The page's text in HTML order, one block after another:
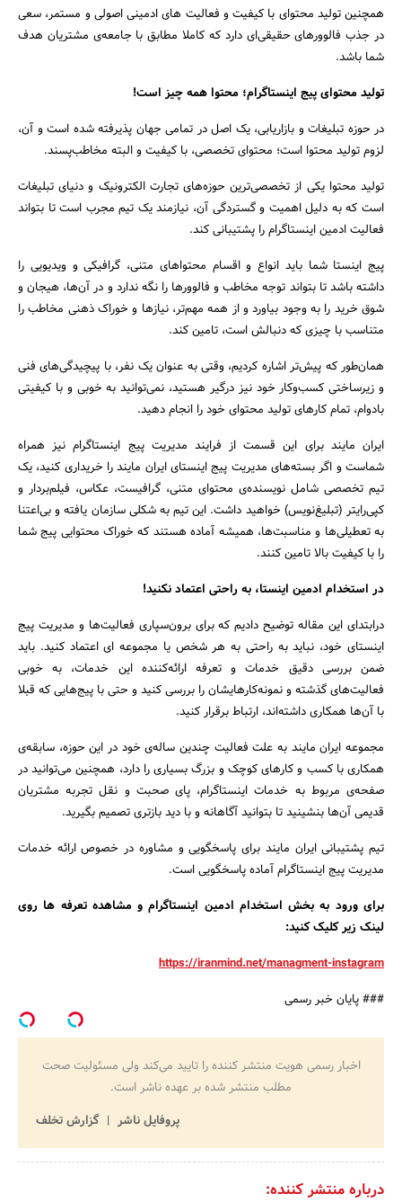
همچنین تولید محتوای با کیفیت و فعالیت های ادمینی اصولی و مستمر، سعی
در جذب فالوورهای حقیقی‌ای دارد که کاملا مطابق با جامعه‌ی مشتریان هدف
شما باشد.
تولید محتوای پیج اینستاگرام؛ محتوا همه چیز است!
در حوزه تبلیغات و بازاریابی، یک اصل در تمامی جهان پذیرفته شده است و آن،
لزوم تولید محتوا است؛ محتوای تخصصی، با کیفیت و البته مخاطب‌پسند.
تولید محتوا یکی از تخصصی‌ترین حوزه‌های تجارت الکترونیک و دنیای تبلیغات
است که به دلیل اهمیت و گستردگی آن، نیازمند یک تیم مجرب است تا بتواند
فعالیت ادمین اینستاگرام را پشتیبانی کند.
پیج اینستا شما باید انواع و اقسام محتواهای متنی، گرافیکی و ویدیویی را
داشته باشد تا بتواند توجه مخاطب و فالوورها را نگه ندارد و در آن‌ها، هیجان و
شوق خرید را به وجود بیاورد و از همه مهم‌تر، نیازها و خوراک ذهنی مخاطب را
متناسب با چیزی که دنبالش است، تامین کند.
همان‌طور که پیش‌تر اشاره کردیم، وقتی به عنوان یک نفر، با پیچیدگی‌های فنی
و زیرساختی کسب‌وکار خود نیز درگیر هستید، نمی‌توانید به خوبی و با کیفیتی
بادوام، تمام کارهای تولید محتوای خود را انجام دهید.
ایران مایند برای این قسمت از فرایند مدیریت پیج اینستاگرام نیز همراه
شماست و اگر بسته‌های مدیریت پیج اینستای ایران مایند را خریداری کنید، یک
تیم تخصصی شامل نویسنده‌ی محتوای متنی، گرافیست، عکاس، فیلم‌بردار و
کپی‌رایتر (تبلیغ‌نویس) خواهید داشت. این تیم به شکلی سازمان یافته و بی‌اعتنا
به تعطیلی‌ها و مناسبت‌ها، همیشه آماده هستند که خوراک محتوایی پیج شما
را با کیفیت بالا تامین کنند.
در استخدام ادمین اینستا، به راحتی اعتماد نکنید!
درابتدای این مقاله توضیح دادیم که برای برون‌سپاری فعالیت‌ها و مدیریت پیج
اینستای خود، نباید به راحتی به هر شخص یا مجموعه ای اعتماد کنید. باید
ضمن بررسی دقیق خدمات و تعرفه ارائه‌کننده این خدمات، به خوبی
فعالیت‌های گذشته و نمونه‌کارهایشان را بررسی کنید و حتی با پیج‌هایی که قبلا
با آن‌ها همکاری داشته‌اند، ارتباط برقرار کنید.
مجموعه ایران مایند به علت فعالیت چندین ساله‌ی خود در این حوزه، سابقه‌ی
همکاری با کسب و کارهای کوچک و بزرگ بسیاری را دارد، همچنین می‌توانید در
صفحه‌ی مربوط به خدمات اینستاگرام، پای صحبت و نقل تجربه مشتریان
قدیمی آن‌ها بنشینید تا بتوانید آگاهانه و با دید بازتری تصمیم بگیرید.
تیم پشتیبانی ایران مایند برای پاسخگویی و مشاوره در خصوص ارائه خدمات
مدیریت پیج اینستاگرام آماده پاسخگویی است.
برای ورود به بخش استخدام ادمین اینستاگرام و مشاهده تعرفه ها روی
لینک زیر کلیک کنید:
https://iranmind.net/managment-instagram
### پایان خبر رسمی
اخبار رسمی هویت منتشر کننده را تایید می‌کند ولی مسئولیت صحت
مطلب منتشر شده بر عهده ناشر است.
پروفایل ناشر
گزارش تخلف
درباره منتشر کننده: